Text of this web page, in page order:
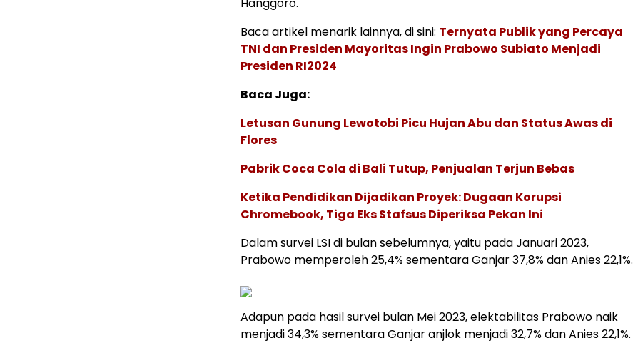
Baca artikel menarik lainnya, di sini: Ternyata Publik yang Percaya
TNI dan Presiden Mayoritas Ingin Prabowo Subiato Menjadi
Presiden RI2024
Baca Juga:
Letusan Gunung Lewotobi Picu Hujan Abu dan Status Awas di
Flores
Pabrik Coca Cola di Bali Tutup, Penjualan Terjun Bebas
Ketika Pendidikan Dijadikan Proyek: Dugaan Korupsi
Chromebook, Tiga Eks Stafsus Diperiksa Pekan Ini
Dalam survei LSI di bulan sebelumnya, yaitu pada Januari 2023,
Prabowo memperoleh 25,4% sementara Ganjar 37,8% dan Anies 22,1%.
Adapun pada hasil survei bulan Mei 2023, elektabilitas Prabowo naik
menjadi 34,3% sementara Ganjar anjlok menjadi 32,7% dan Anies 22,1%.